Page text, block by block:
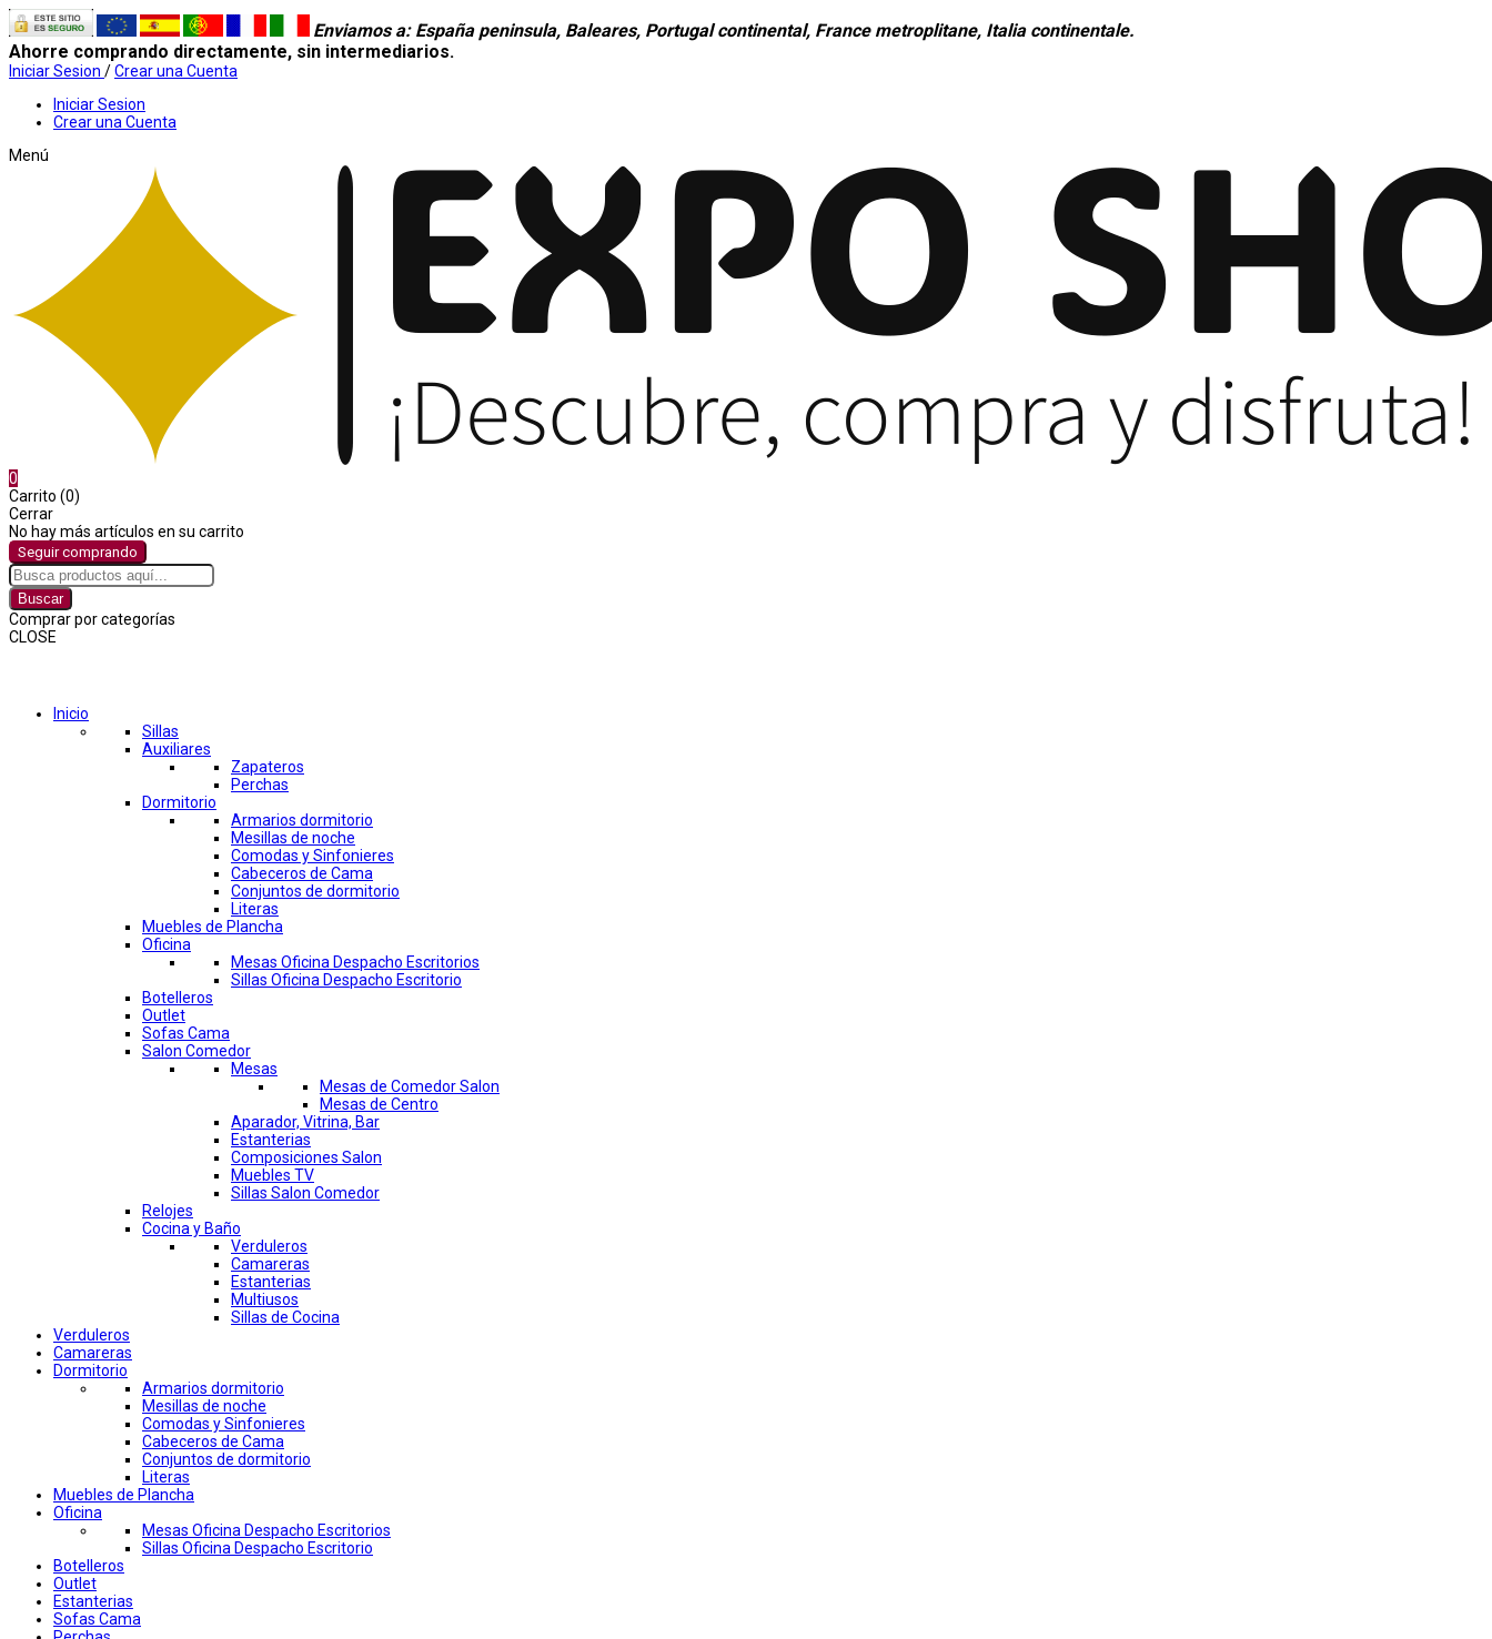
Enviamos a: España peninsula, Baleares, Portugal continental, France metroplitane, Italia continentale.
Ahorre comprando directamente, sin intermediarios.
Iniciar Sesion /Crear una Cuenta
Iniciar Sesion
Crear una Cuenta
Menú
0
Carrito (0)
Cerrar
No hay más artículos en su carrito
Seguir comprando
Buscar
Comprar por categorías
CLOSE
Inicio
Sillas
Auxiliares
Zapateros
Perchas
Dormitorio
Armarios dormitorio
Mesillas de noche
Comodas y Sinfonieres
Cabeceros de Cama
Conjuntos de dormitorio
Literas
Muebles de Plancha
Oficina
Mesas Oficina Despacho Escritorios
Sillas Oficina Despacho Escritorio
Botelleros
Outlet
Sofas Cama
Salon Comedor
Mesas
Mesas de Comedor Salon
Mesas de Centro
Aparador, Vitrina, Bar
Estanterias
Composiciones Salon
Muebles TV
Sillas Salon Comedor
Relojes
Cocina y Baño
Verduleros
Camareras
Estanterias
Multiusos
Sillas de Cocina
Verduleros
Camareras
Dormitorio
Armarios dormitorio
Mesillas de noche
Comodas y Sinfonieres
Cabeceros de Cama
Conjuntos de dormitorio
Literas
Muebles de Plancha
Oficina
Mesas Oficina Despacho Escritorios
Sillas Oficina Despacho Escritorio
Botelleros
Outlet
Estanterias
Sofas Cama